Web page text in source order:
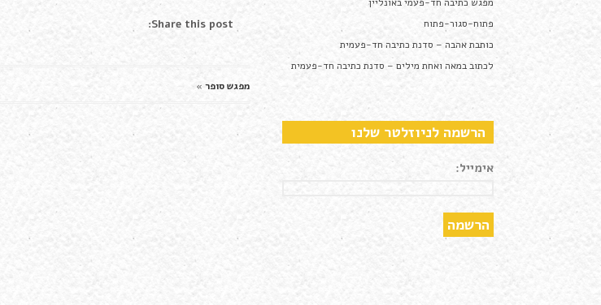
Share this post:
מפגש סופר »
פתוח-סגור-פתוח
כותבת אהבה – סדנת כתיבה חד-פעמית
לכתוב במאה ואחת מילים – סדנת כתיבה חד-פעמית
הרשמה לניוזלטר שלנו
אימייל: